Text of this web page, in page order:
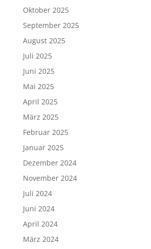
Oktober 2025
September 2025
August 2025
Juli 2025
Juni 2025
Mai 2025
April 2025
März 2025
Februar 2025
Januar 2025
Dezember 2024
November 2024
Juli 2024
Juni 2024
April 2024
März 2024